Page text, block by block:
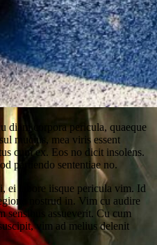
diam corpora pericula, quaeque
mucius, mea viris essent
cum ex. Eos no dicit insolens.
partiendo sententiae no.
ei labore iisque pericula vim. Id
nostrud in. Vim cu audire
sensibus assueverit. Cu cum
vim ad melius delenit